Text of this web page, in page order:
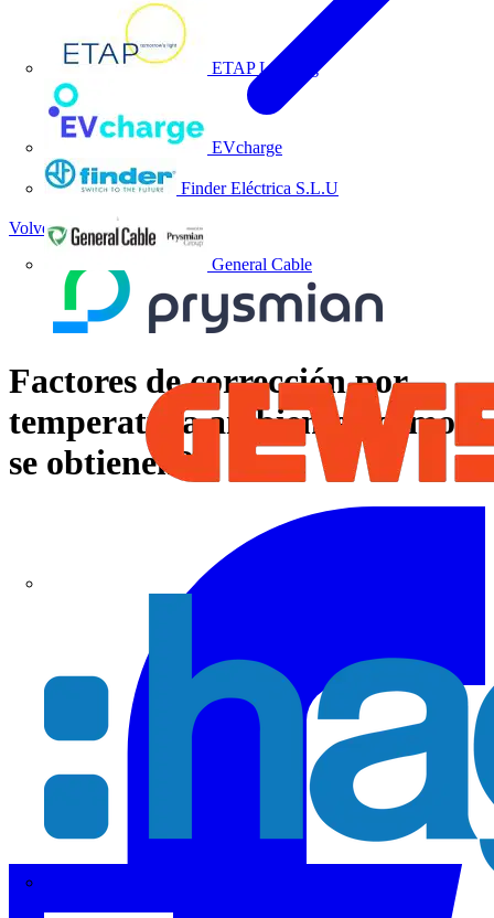
ETAP Lighting
EVcharge
Finder Eléctrica S.L.U
General Cable
Volver a Noticias
Factores de corrección por
temperatura ambiente ¿cómo
se obtienen?